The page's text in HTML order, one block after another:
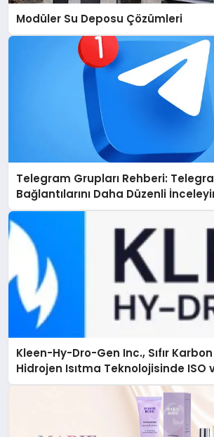
Modüler Su Deposu Çözümleri
Telegram Grupları Rehberi:
Bağlantılarını Daha Düzenli
Kleen-Hy-Dro-Gen Inc., Sıfır
Hidrojen Isıtma Teknolojisinde ISO
Düzenleyici Onaylarını Aldı